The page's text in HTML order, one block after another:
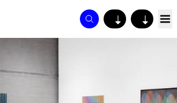
↓ ↓